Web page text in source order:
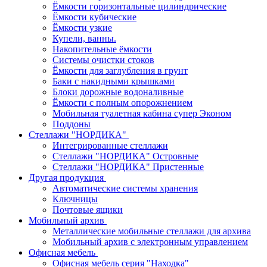
Ёмкости горизонтальные цилиндрические
Ёмкости кубические
Ёмкости узкие
Купели, ванны.
Накопительные ёмкости
Системы очистки стоков
Ёмкости для заглубления в грунт
Баки с накидными крышками
Блоки дорожные водоналивные
Ёмкости с полным опорожнением
Мобильная туалетная кабина супер Эконом
Поддоны
Стеллажи "НОРДИКА"
Интегрированные стеллажи
Стеллажи "НОРДИКА" Островные
Стеллажи "НОРДИКА" Пристенные
Другая продукция
Автоматические системы хранения
Ключницы
Почтовые ящики
Мобильный архив
Металлические мобильные стеллажи для архива
Мобильный архив с электронным управлением
Офисная мебель
Офисная мебель серия "Находка"